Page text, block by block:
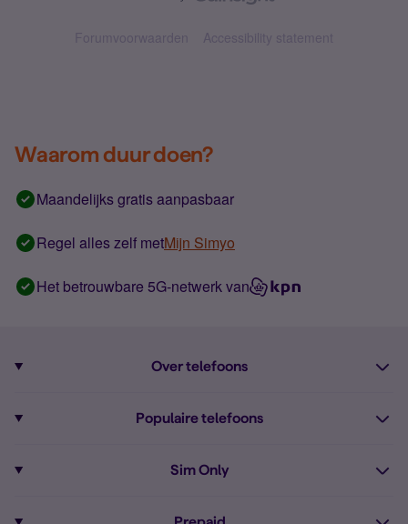
Forumvoorwaarden Accessibility statement
Waarom duur doen?
Maandelijks gratis aanpasbaar
Regel alles zelf metMijn Simyo
Het betrouwbare 5G-netwerk van
Over telefoons
Alle telefoons
Populaire telefoons
Sim Only